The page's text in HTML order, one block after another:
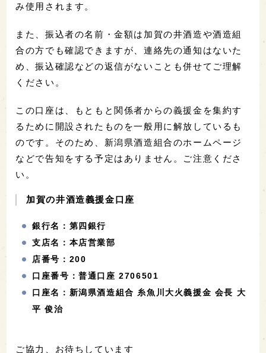
み使用されます。
また、振込者の名前・金額は加賀の井酒造や酒造組
合の方でも確認できますが、連絡先の通知はないた
め、振込確認などの返信がないことも併せてご理解
ください。
この口座は、もともと関係者からの義援金を集約す
るために開設されたものを一般用に解放しているも
のです。そのため、新潟県酒造組合のホームページ
などで告知をする予定はありません。ご注意くださ
い。
加賀の井酒造義援金口座
銀行名：第四銀行
支店名：本店営業部
店番号：200
口座番号：普通口座 2706501
口座名：新潟県酒造組合 糸魚川大火義援金 会長 大
平 俊治
ご協力、お待ちしています